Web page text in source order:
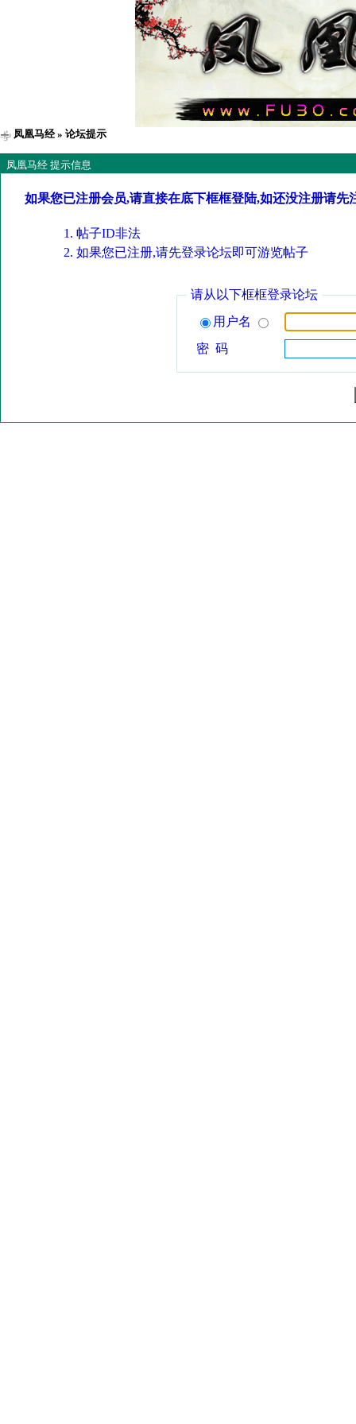
凤凰马经» 论坛提示
凤凰马经 提示信息
如果您已注册会员,请直接在底下框框登陆,如还没注册请先
帖子ID非法
如果您已注册,请先登录论坛即可游览帖子
请从以下框框登录论坛
用户名
密 码